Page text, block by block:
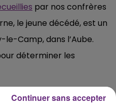
par nos confrères
le jeune décédé, est un
Camp, dans l’Aube.
déterminer les
Continuer sans accepter